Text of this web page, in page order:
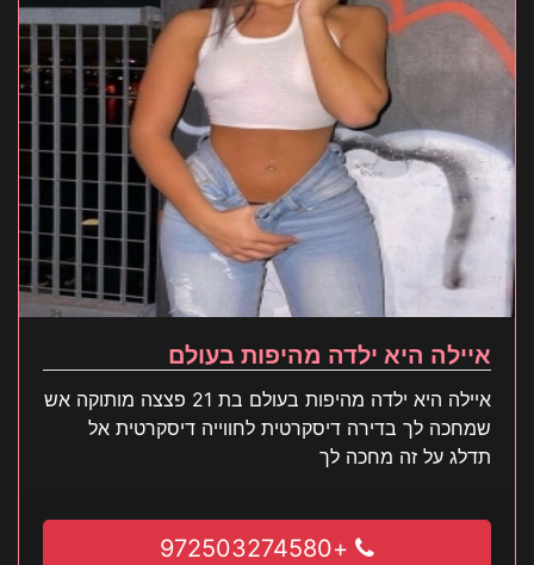
איילה היא ילדה מהיפות בעולם
איילה היא ילדה מהיפות בעולם בת 21 פצצה מותוקה אש
שמחכה לך בדירה דיסקרטית לחווייה דיסקרטית אל
תדלג על זה מחכה לך
+972503274580